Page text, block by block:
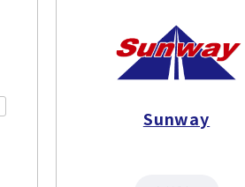
Sunway